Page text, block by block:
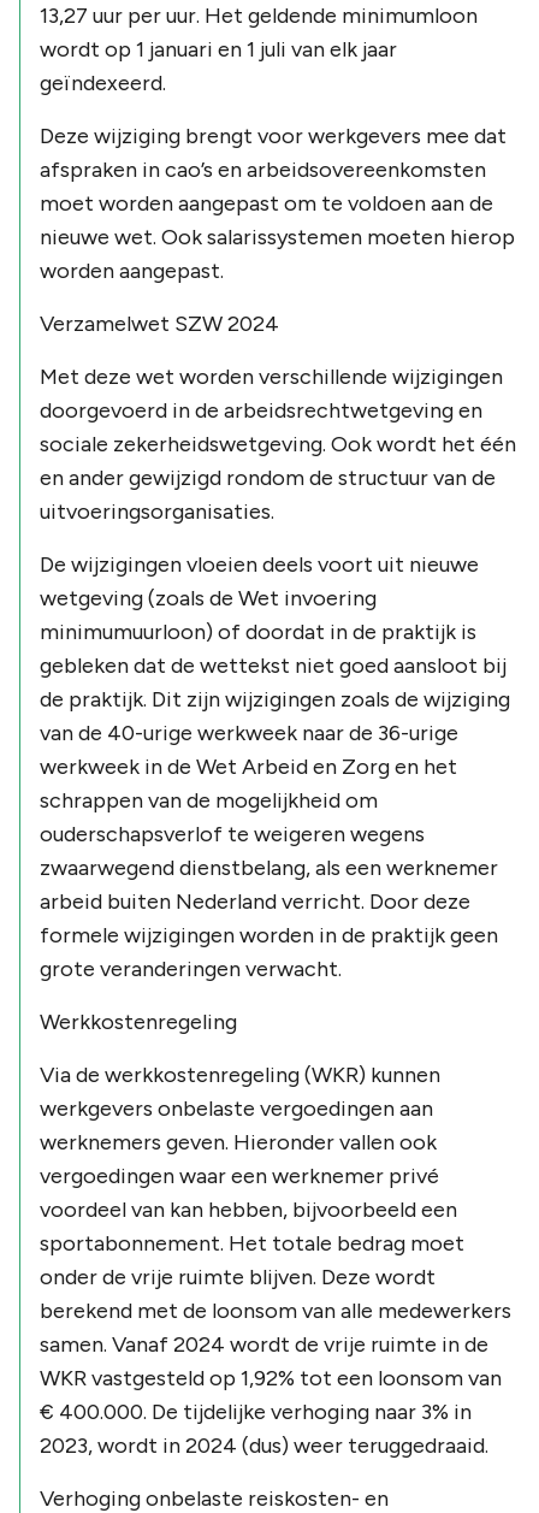
13,27 uur per uur. Het geldende minimumloon
wordt op 1 januari en 1 juli van elk jaar
geïndexeerd.
Deze wijziging brengt voor werkgevers mee dat
afspraken in cao’s en arbeidsovereenkomsten
moet worden aangepast om te voldoen aan de
nieuwe wet. Ook salarissystemen moeten hierop
worden aangepast.
Verzamelwet SZW 2024
Met deze wet worden verschillende wijzigingen
doorgevoerd in de arbeidsrechtwetgeving en
sociale zekerheidswetgeving. Ook wordt het één
en ander gewijzigd rondom de structuur van de
uitvoeringsorganisaties.
De wijzigingen vloeien deels voort uit nieuwe
wetgeving (zoals de Wet invoering
minimumuurloon) of doordat in de praktijk is
gebleken dat de wettekst niet goed aansloot bij
de praktijk. Dit zijn wijzigingen zoals de wijziging
van de 40-urige werkweek naar de 36-urige
werkweek in de Wet Arbeid en Zorg en het
schrappen van de mogelijkheid om
ouderschapsverlof te weigeren wegens
zwaarwegend dienstbelang, als een werknemer
arbeid buiten Nederland verricht. Door deze
formele wijzigingen worden in de praktijk geen
grote veranderingen verwacht.
Werkkostenregeling
Via de werkkostenregeling (WKR) kunnen
werkgevers onbelaste vergoedingen aan
werknemers geven. Hieronder vallen ook
vergoedingen waar een werknemer privé
voordeel van kan hebben, bijvoorbeeld een
sportabonnement. Het totale bedrag moet
onder de vrije ruimte blijven. Deze wordt
berekend met de loonsom van alle medewerkers
samen. Vanaf 2024 wordt de vrije ruimte in de
WKR vastgesteld op 1,92% tot een loonsom van
€ 400.000. De tijdelijke verhoging naar 3% in
2023, wordt in 2024 (dus) weer teruggedraaid.
Verhoging onbelaste reiskosten- en